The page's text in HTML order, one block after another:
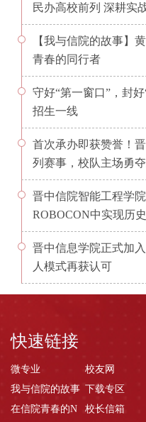
民办高校前列 深耕实
【我与信院的故事】
青春的同行者
守好“第一窗口”，封
招生一线
首次承办即获赞誉！
列赛事，校队主场勇夺
晋中信院智能工程学
ROBOCON中实现历
晋中信息学院正式加
人模式再获认可
快速链接
微专业
校友网
我与信院的故事 下载专区
在信院青春的N
校长信箱